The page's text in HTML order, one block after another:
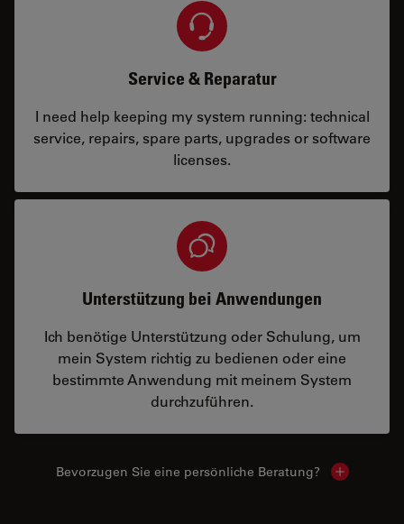
Service & Reparatur
I need help keeping my system running: technical
service, repairs, spare parts, upgrades or software
licenses.
Unterstützung bei Anwendungen
Ich benötige Unterstützung oder Schulung, um
mein System richtig zu bedienen oder eine
bestimmte Anwendung mit meinem System
durchzuführen.
Bevorzugen Sie eine persönliche Beratung? Show